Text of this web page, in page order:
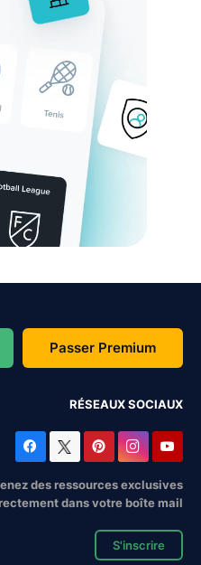
Passer Premium
RÉSEAUX SOCIAUX
des ressources exclusives
dans votre boîte mail
S'inscrire